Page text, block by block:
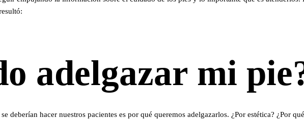
adelgazar mi
deberían hacer nuestros pacientes es por qué queremos adelgazarlos. ¿Por estética? ¿Por